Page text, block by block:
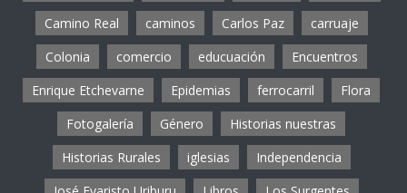
Camino Real
caminos Carlos Paz
carruaje
Colonia
comercio educuación
Encuentros
Enrique Etchevarne
Epidemias ferrocarril
Flora
Fotogalería
Género
Historias nuestras
Historias Rurales
iglesias
Independencia